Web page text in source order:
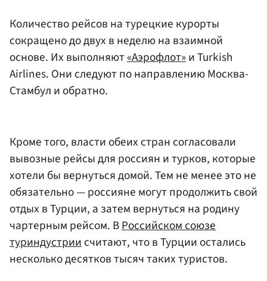
Количество рейсов на турецкие курорты
сокращено до двух в неделю на взаимной
основе. Их выполняют«Аэрофлот»и Turkish
Airlines. Они следуют по направлению Москва-
Стамбул и обратно.
Кроме того, власти обеих стран согласовали
вывозные рейсы для россиян и турков, которые
хотели бы вернуться домой. Тем не менее это не
обязательно — россияне могут продолжить свой
отдых в Турции, а затем вернуться на родину
чартерным рейсом. ВРоссийском союзе
туриндустриисчитают, что в Турции остались
несколько десятков тысяч таких туристов.